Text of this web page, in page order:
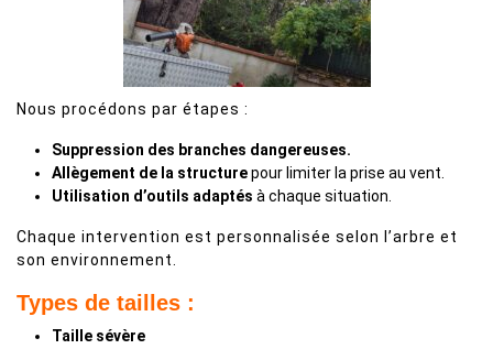
Nous procédons par étapes :
Suppression des branches dangereuses.
Allègement de la structurepour limiter la prise au vent.
Utilisation d’outils adaptés à chaque situation.
Chaque intervention est personnalisée selon l’arbre et
son environnement.
Types de tailles :
Taille sévère